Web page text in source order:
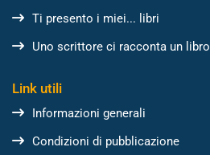
Ti presento i miei... libri
Uno scrittore ci racconta un libro
Link utili
Informazioni generali
Condizioni di pubblicazione